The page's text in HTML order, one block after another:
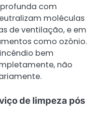
com
moléculas
de ventilação, e em
como ozônio.
bem
não
de limpeza pós